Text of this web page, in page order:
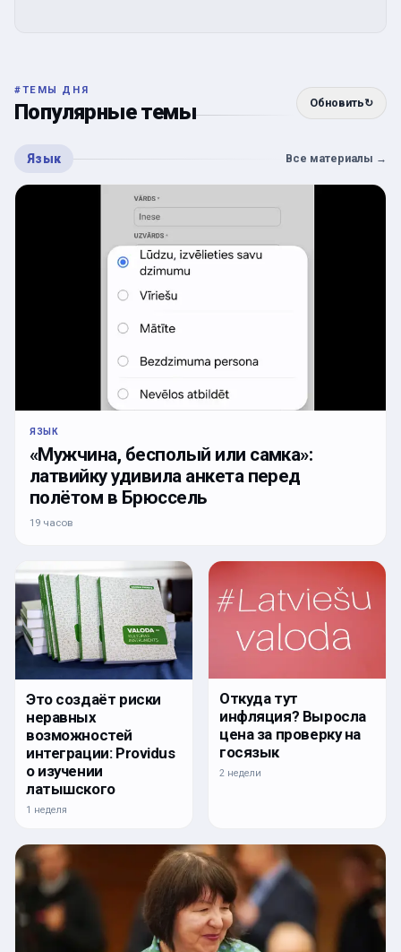
#ТЕМЫ ДНЯ
Популярные темы Обновить↻
Язык Все материалы →
ЯЗЫК
«Мужчина, бесполый или самка»:
латвийку удивила анкета перед
полётом в Брюссель
19 часов
Это создаёт риски
неравных
возможностей
интеграции: Providus
о изучении
латышского
1 неделя
Откуда тут
инфляция? Выросла
цена за проверку на
госязык
2 недели